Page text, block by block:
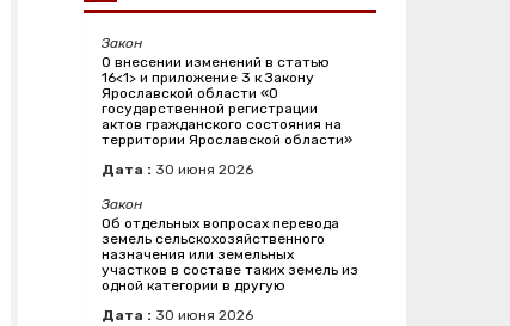
Закон
О внесении изменений в статью
16<1> и приложение 3 к Закону
Ярославской области «О
государственной регистрации
актов гражданского состояния на
территории Ярославской области»
Дата : 30 июня 2026
Закон
Об отдельных вопросах перевода
земель сельскохозяйственного
назначения или земельных
участков в составе таких земель из
одной категории в другую
Дата : 30 июня 2026